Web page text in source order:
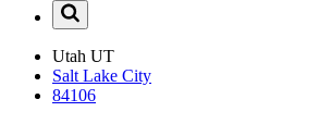
Utah UT
Salt Lake City
84106